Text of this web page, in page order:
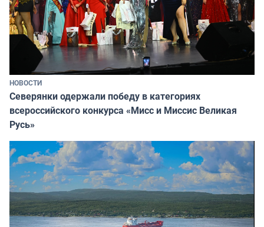
НОВОСТИ
Северянки одержали победу в категориях
всероссийского конкурса «Мисс и Миссис Великая
Русь»